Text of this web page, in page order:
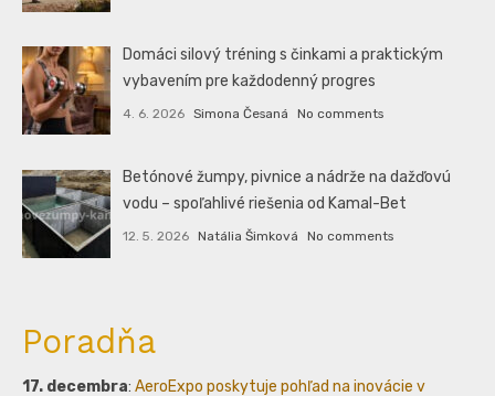
Domáci silový tréning s činkami a praktickým
vybavením pre každodenný progres
4. 6. 2026 Simona Česaná No comments
Betónové žumpy, pivnice a nádrže na dažďovú
vodu – spoľahlivé riešenia od Kamal-Bet
12. 5. 2026 Natália Šimková No comments
Poradňa
17. decembra: AeroExpo poskytuje pohľad na inovácie v